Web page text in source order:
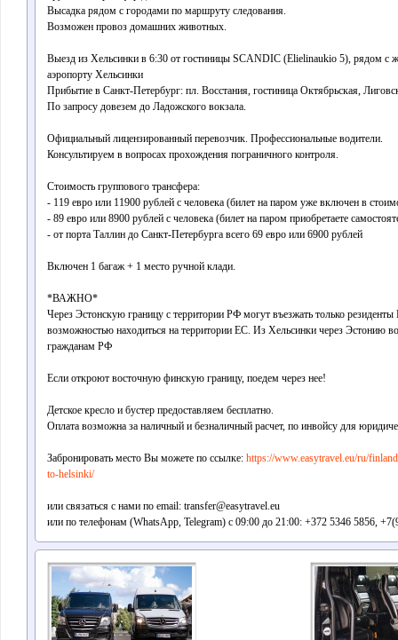
Высадка рядом с городами по маршруту следования.
Возможен провоз домашних животных.
Выезд из Хельсинки в 6:30 от гостиницы SCANDIC (Elielinaukio 5), рядом с
аэропорту Хельсинки
Прибытие в Санкт-Петербург: пл. Восстания, гостиница Октябрьская,
По запросу довезем до Ладожского вокзала.
Официальный лицензированный перевозчик. Профессиональные водители.
Консультируем в вопросах прохождения пограничного контроля.
Стоимость группового трансфера:
- 119 евро или 11900 рублей с человека (билет на паром уже включен в
- 89 евро или 8900 рублей с человека (билет на паром приобретаете
- от порта Таллин до Санкт-Петербурга всего 69 евро или 6900 рублей
Включен 1 багаж + 1 место ручной клади.
*ВАЖНО*
Через Эстонскую границу с территории РФ могут въезжать только
возможностью находиться на территории ЕС. Из Хельсинки через Эстонию
гражданам РФ
Если откроют восточную финскую границу, поедем через нее!
Детское кресло и бустер предоставляем бесплатно.
Оплата возможна за наличный и безналичный расчет, по инвойсу для
Забронировать место Вы можете по ссылке: https://www.easytravel.eu/ru/
to-helsinki/
или связаться с нами по email: transfer@easytravel.eu
или по телефонам (WhatsApp, Telegram) с 09:00 до 21:00: +372 5346 5856,